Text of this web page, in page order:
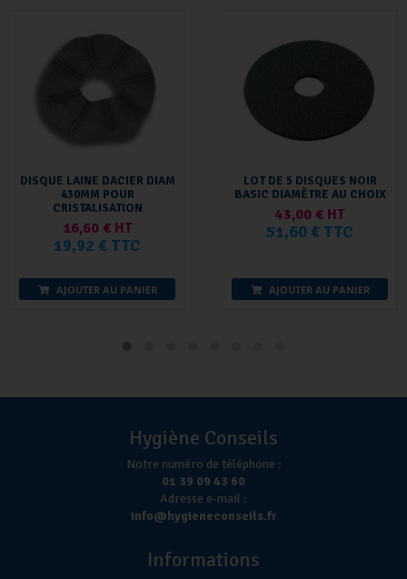
DISQUE LAINE DACIER DIAM
430MM POUR
CRISTALISATION
16,60 € HT
19,92 € TTC
AJOUTER AU PANIER
LOT DE 5 DISQUES NOIR
BASIC DIAMÈTRE AU CHOIX
43,00 € HT
51,60 € TTC
AJOUTER AU PANIER
Hygiène Conseils
Notre numéro de téléphone :
01 39 09 43 60
Adresse e-mail :
info@hygieneconseils.fr
Informations